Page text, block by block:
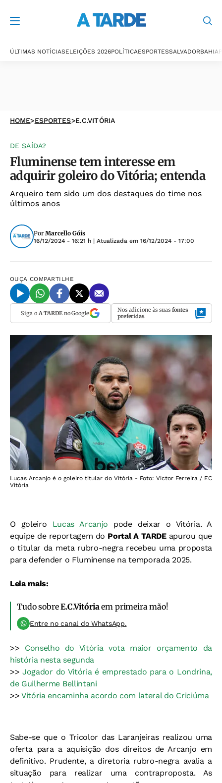
ÚLTIMAS NOTÍCIASELEIÇÕES 2026POLÍTICAESPORTESSALVADORBAHIA
HOME>ESPORTES>E.C.VITÓRIA
DE SAÍDA?
Fluminense tem interesse em
adquirir goleiro do Vitória; entenda
Arqueiro tem sido um dos destaques do time nos
últimos anos
Por Marcello Góis
16/12/2024 - 16:21 h | Atualizada em 16/12/2024 - 17:00
OUÇA COMPARTILHE
Siga o A TARDEno Google Nos adicione às suas fontes
preferidas
Lucas Arcanjo é o goleiro titular do Vitória - Foto: Victor Ferreira / EC
Vitória
O goleiro Lucas Arcanjo pode deixar o Vitória. A
equipe de reportagem do Portal A TARDEapurou que
o titular da meta rubro-negra recebeu uma proposta
para defender o Fluminense na temporada 2025.
Leia mais:
Tudo sobreE.C.Vitóriaem primeira mão!
Entre no canal do WhatsApp.
>> Conselho do Vitória vota maior orçamento da
história nesta segunda
>>Jogador do Vitória é emprestado para o Londrina,
de Guilherme Bellintani
>>Vitória encaminha acordo com lateral do Criciúma
Sabe-se que o Tricolor das Laranjeiras realizou uma
oferta para a aquisição dos direitos de Arcanjo em
definitivo. Prudente, a diretoria rubro-negra avalia a
situação para realizar uma contraproposta. As